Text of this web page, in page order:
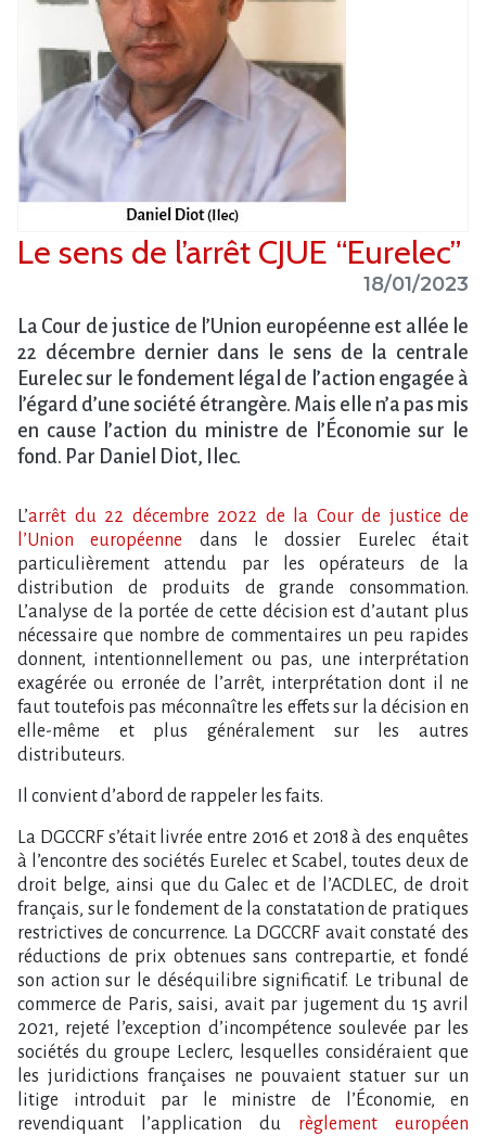
Le sens de l’arrêt CJUE “Eurelec”
18/01/2023
La Cour de justice de l’Union européenne est allée le
22 décembre dernier dans le sens de la centrale
Eurelec sur le fondement légal de l’action engagée à
l’égard d’une société étrangère. Mais elle n’a pas mis
en cause l’action du ministre de l’Économie sur le
fond. Par Daniel Diot, Ilec.
L’arrêt du 22 décembre 2022 de la Cour de justice de
l’Union européenne dans le dossier Eurelec était
particulièrement attendu par les opérateurs de la
distribution de produits de grande consommation.
L’analyse de la portée de cette décision est d’autant plus
nécessaire que nombre de commentaires un peu rapides
donnent, intentionnellement ou pas, une interprétation
exagérée ou erronée de l’arrêt, interprétation dont il ne
faut toutefois pas méconnaître les effets sur la décision en
elle-même et plus généralement sur les autres
distributeurs.
Il convient d’abord de rappeler les faits.
La DGCCRF s’était livrée entre 2016 et 2018 à des enquêtes
à l’encontre des sociétés Eurelec et Scabel, toutes deux de
droit belge, ainsi que du Galec et de l’ACDLEC, de droit
français, sur le fondement de la constatation de pratiques
restrictives de concurrence. La DGCCRF avait constaté des
réductions de prix obtenues sans contrepartie, et fondé
son action sur le déséquilibre significatif. Le tribunal de
commerce de Paris, saisi, avait par jugement du 15 avril
2021, rejeté l’exception d’incompétence soulevée par les
sociétés du groupe Leclerc, lesquelles considéraient que
les juridictions françaises ne pouvaient statuer sur un
litige introduit par le ministre de l’Économie, en
revendiquant l’application du règlement européen